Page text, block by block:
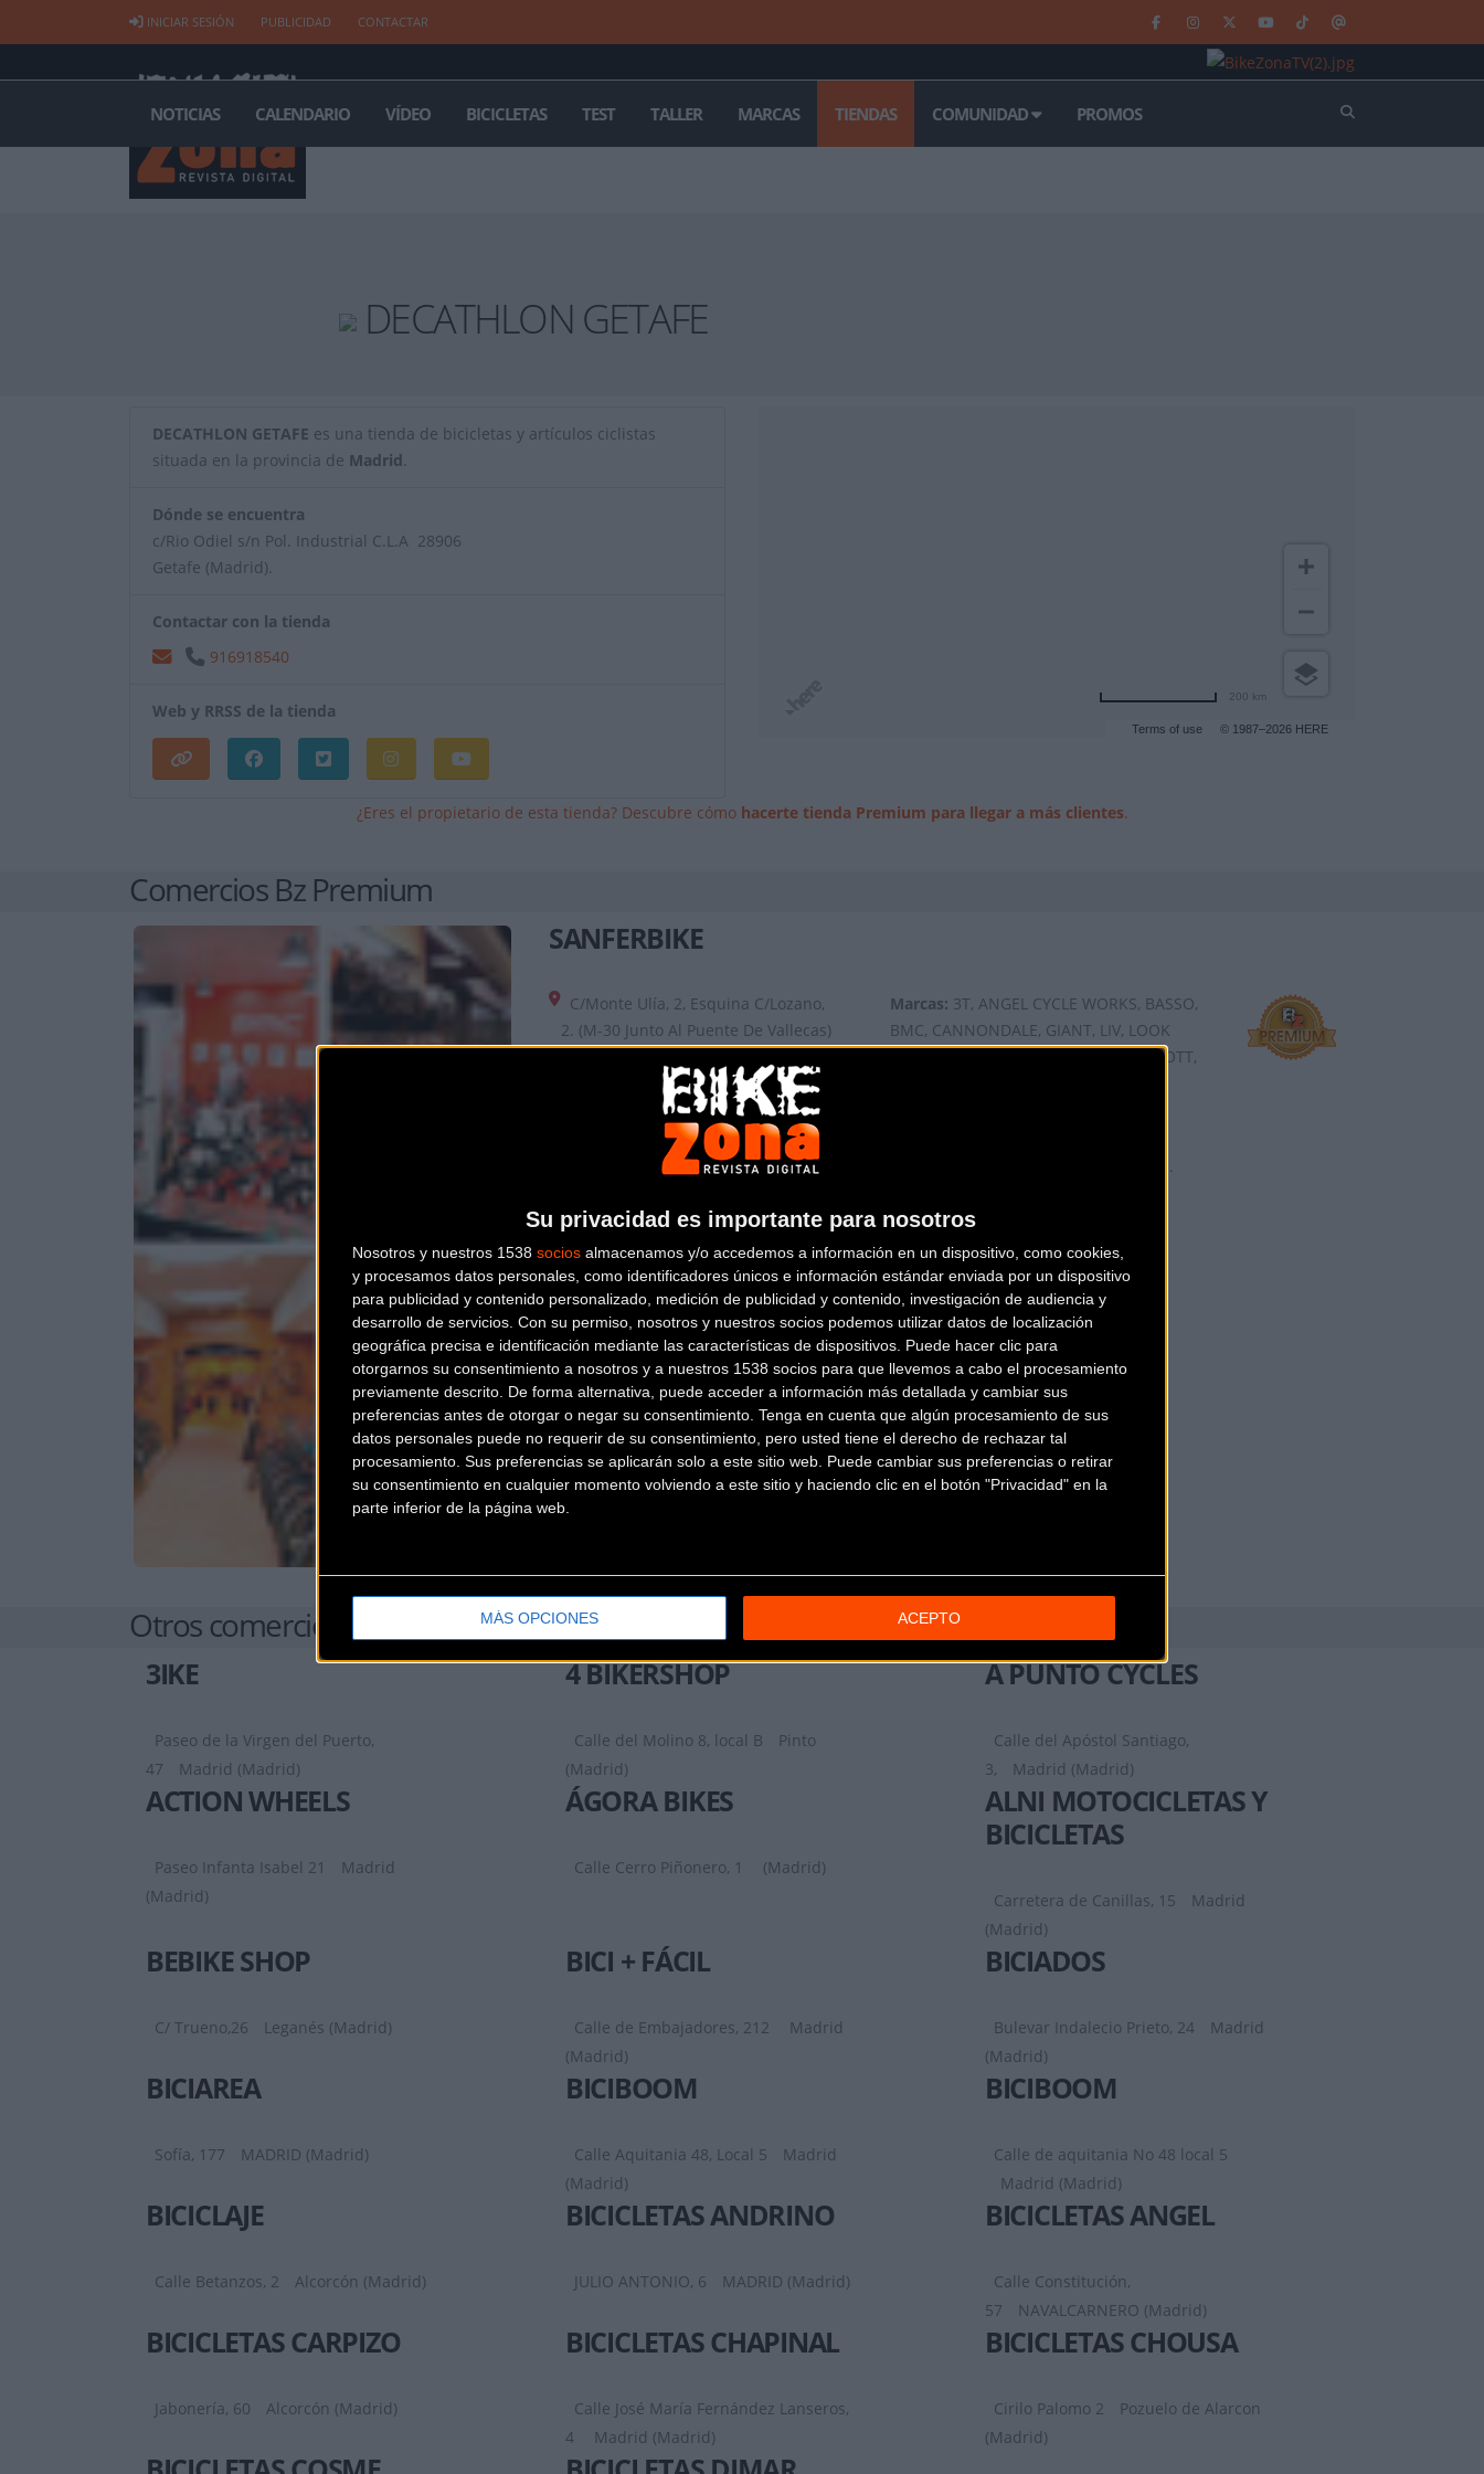
Su privacidad es importante para nosotros
Nosotros y nuestros 1538 socios almacenamos y/o accedemos a información en un dispositivo, como cookies,
y procesamos datos personales, como identificadores únicos e información estándar enviada por un dispositivo
para publicidad y contenido personalizado, medición de publicidad y contenido, investigación de audiencia y
desarrollo de servicios. Con su permiso, nosotros y nuestros socios podemos utilizar datos de localización
geográfica precisa e identificación mediante las características de dispositivos. Puede hacer clic para
otorgarnos su consentimiento a nosotros y a nuestros 1538 socios para que llevemos a cabo el procesamiento
previamente descrito. De forma alternativa, puede acceder a información más detallada y cambiar sus
preferencias antes de otorgar o negar su consentimiento. Tenga en cuenta que algún procesamiento de sus
datos personales puede no requerir de su consentimiento, pero usted tiene el derecho de rechazar tal
procesamiento. Sus preferencias se aplicarán solo a este sitio web. Puede cambiar sus preferencias o retirar
su consentimiento en cualquier momento volviendo a este sitio y haciendo clic en el botón "Privacidad" en la
parte inferior de la página web.
MÁS OPCIONES ACEPTO
INICIAR SESIÓN PUBLICIDAD CONTACTAR
NOTICIAS CALENDARIO VÍDEO BICICLETAS TEST TALLER MARCAS TIENDAS COMUNIDAD PROMOS
DECATHLON GETAFE
DECATHLON GETAFE es una tienda de bicicletas y artículos ciclistas
situada en la provincia de Madrid.
Dónde se encuentra
c/Rio Odiel s/n Pol. Industrial C.L.A 28906
Getafe (Madrid).
Contactar con la tienda
916918540
Web y RRSS de la tienda
Terms of use © 1987–2026 HERE
200 km
¿Eres el propietario de esta tienda? Descubre cómo hacerte tienda Premium para llegar a más clientes.
Comercios Bz Premium
SANFERBIKE
C/Monte Ulía, 2, Esquina C/Lozano,
2. (M-30 Junto Al Puente De Vallecas)
91 475 59 88
Marcas: 3T, ANGEL CYCLE WORKS, BASSO,
BMC, CANNONDALE, GIANT, LIV, LOOK
BIKES, OPEN, ORBEA, SANTACRUZ, SCOTT,
Sanferbike con 3 tiendas físicas en Madrid así como tienda online, es una de las
mayores cadenas de tiendas de ciclismo a nivel nacional. Sanferbike cuenta co ...
Otros comercios
3IKE
Paseo de la Virgen del Puerto,
47
Madrid (Madrid)
4 BIKERSHOP
Calle del Molino 8, local B
Pinto
(Madrid)
A PUNTO CYCLES
Calle del Apóstol Santiago,
3,
Madrid (Madrid)
ACTION WHEELS
Paseo Infanta Isabel 21
Madrid
(Madrid)
ÁGORA BIKES
Calle Cerro Piñonero, 1 (Madrid)
ALNI MOTOCICLETAS Y
BICICLETAS
Carretera de Canillas, 15
Madrid
(Madrid)
BEBIKE SHOP
C/ Trueno,26 Leganés (Madrid)
BICI + FÁCIL
Calle de Embajadores, 212
Madrid
(Madrid)
BICIADOS
Bulevar Indalecio Prieto, 24
Madrid
(Madrid)
BICIAREA
Sofía, 177 MADRID (Madrid)
BICIBOOM
Calle Aquitania 48, Local 5
Madrid
(Madrid)
BICIBOOM
Calle de aquitania No 48 local 5
Madrid (Madrid)
BICICLAJE
Calle Betanzos, 2 Alcorcón (Madrid)
BICICLETAS ANDRINO
JULIO ANTONIO, 6 MADRID (Madrid)
BICICLETAS ANGEL
Calle Constitución,
57
NAVALCARNERO (Madrid)
BICICLETAS CARPIZO
Jabonería, 60 Alcorcón (Madrid)
BICICLETAS CHAPINAL
Calle José María Fernández Lanseros,
4
Madrid (Madrid)
BICICLETAS CHOUSA
Cirilo Palomo 2
Pozuelo de Alarcon
(Madrid)